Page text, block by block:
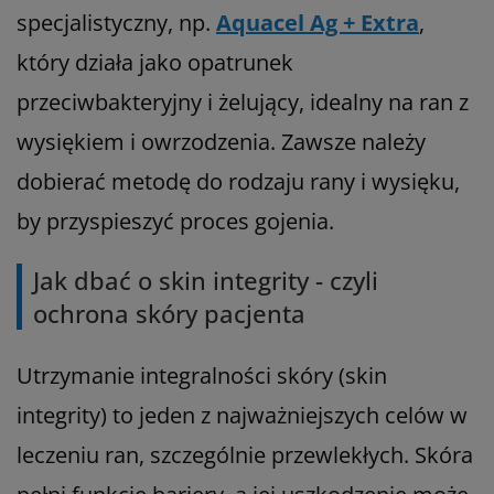
specjalistyczny, np. Aquacel Ag + Extra,
który działa jako opatrunek
przeciwbakteryjny i żelujący, idealny na ran z
wysiękiem i owrzodzenia. Zawsze należy
dobierać metodę do rodzaju rany i wysięku,
by przyspieszyć proces gojenia.
Jak dbać o skin integrity - czyli
ochrona skóry pacjenta
Utrzymanie integralności skóry (skin
integrity) to jeden z najważniejszych celów w
leczeniu ran, szczególnie przewlekłych. Skóra